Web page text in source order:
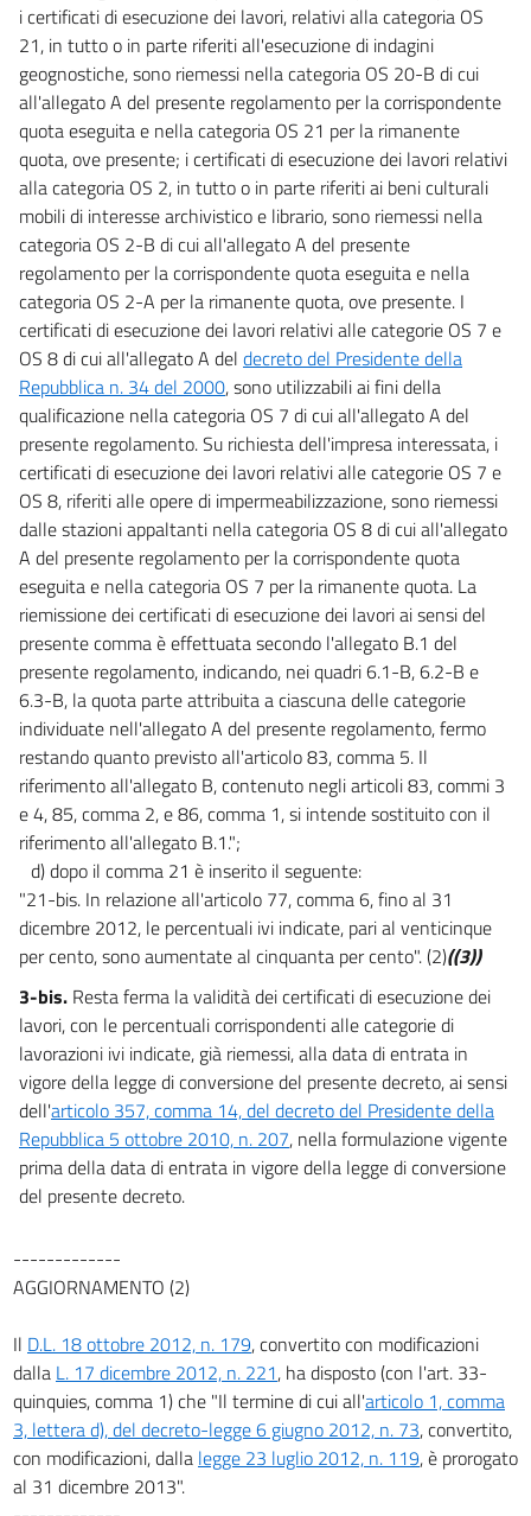
i certificati di esecuzione dei lavori, relativi alla categoria OS
21, in tutto o in parte riferiti all'esecuzione di indagini
geognostiche, sono riemessi nella categoria OS 20-B di cui
all'allegato A del presente regolamento per la corrispondente
quota eseguita e nella categoria OS 21 per la rimanente
quota, ove presente; i certificati di esecuzione dei lavori relativi
alla categoria OS 2, in tutto o in parte riferiti ai beni culturali
mobili di interesse archivistico e librario, sono riemessi nella
categoria OS 2-B di cui all'allegato A del presente
regolamento per la corrispondente quota eseguita e nella
categoria OS 2-A per la rimanente quota, ove presente. I
certificati di esecuzione dei lavori relativi alle categorie OS 7 e
OS 8 di cui all'allegato A del decreto del Presidente della
Repubblica n. 34 del 2000, sono utilizzabili ai fini della
qualificazione nella categoria OS 7 di cui all'allegato A del
presente regolamento. Su richiesta dell'impresa interessata, i
certificati di esecuzione dei lavori relativi alle categorie OS 7 e
OS 8, riferiti alle opere di impermeabilizzazione, sono riemessi
dalle stazioni appaltanti nella categoria OS 8 di cui all'allegato
A del presente regolamento per la corrispondente quota
eseguita e nella categoria OS 7 per la rimanente quota. La
riemissione dei certificati di esecuzione dei lavori ai sensi del
presente comma è effettuata secondo l'allegato B.1 del
presente regolamento, indicando, nei quadri 6.1-B, 6.2-B e
6.3-B, la quota parte attribuita a ciascuna delle categorie
individuate nell'allegato A del presente regolamento, fermo
restando quanto previsto all'articolo 83, comma 5. Il
riferimento all'allegato B, contenuto negli articoli 83, commi 3
e 4, 85, comma 2, e 86, comma 1, si intende sostituito con il
riferimento all'allegato B.1.";
d) dopo il comma 21 è inserito il seguente:
"21-bis. In relazione all'articolo 77, comma 6, fino al 31
dicembre 2012, le percentuali ivi indicate, pari al venticinque
per cento, sono aumentate al cinquanta per cento". (2)((3))
3-bis. Resta ferma la validità dei certificati di esecuzione dei
lavori, con le percentuali corrispondenti alle categorie di
lavorazioni ivi indicate, già riemessi, alla data di entrata in
vigore della legge di conversione del presente decreto, ai sensi
dell'articolo 357, comma 14, del decreto del Presidente della
Repubblica 5 ottobre 2010, n. 207, nella formulazione vigente
prima della data di entrata in vigore della legge di conversione
del presente decreto.
-------------
AGGIORNAMENTO (2)
Il D.L. 18 ottobre 2012, n. 179, convertito con modificazioni
dalla L. 17 dicembre 2012, n. 221, ha disposto (con l'art. 33-
quinquies, comma 1) che "Il termine di cui all'articolo 1, comma
3, lettera d), del decreto-legge 6 giugno 2012, n. 73, convertito,
con modificazioni, dalla legge 23 luglio 2012, n. 119, è prorogato
al 31 dicembre 2013".